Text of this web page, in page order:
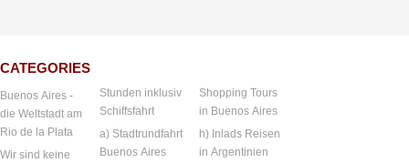
CATEGORIES
Buenos Aires -
die Weltstadt am
Rio de la Plata
Wir sind keine
Stunden inklusiv
Schiffsfahrt
a) Stadtrundfahrt
Buenos Aires
Shopping Tours
in Buenos Aires
h) Inlads Reisen
in Argentinien